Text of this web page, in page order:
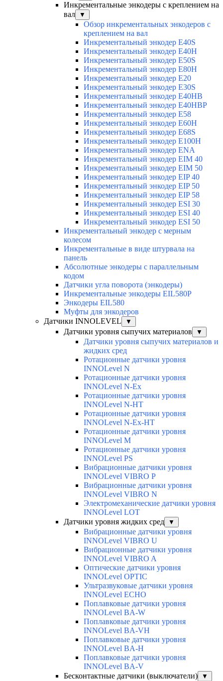
Инкрементальные энкодеры с креплением на
вал
▼
Обзор инкрементальных энкодеров с
креплением на вал
Инкрементальный энкодер E40S
Инкрементальный энкодер E40H
Инкрементальный энкодер E50S
Инкрементальный энкодер E80H
Инкрементальный энкодер E20
Инкрементальный энкодер E30S
Инкрементальный энкодер E40HB
Инкрементальный энкодер E40HBP
Инкрементальный энкодер E58
Инкрементальный энкодер E60H
Инкрементальный энкодер E68S
Инкрементальный энкодер E100H
Инкрементальный энкодер ENA
Инкрементальный энкодер EIM 40
Инкрементальный энкодер EIM 50
Инкрементальный энкодер EIP 40
Инкрементальный энкодер EIP 50
Инкрементальный энкодер EIP 58
Инкрементальный энкодер ESI 30
Инкрементальный энкодер ESI 40
Инкрементальный энкодер ESI 50
Инкрементальный энкодер с мерным
колесом
Инкрементальные в виде штурвала на
панель
Абсолютные энкодеры с параллельным
кодом
Датчики угла поворота (энкодеры)
Инкрементальные энкодеры EIL580P
Энкодеры EIL580
Муфты для энкодеров
Датчики INNOLEVEL
▼
Датчики уровня сыпучих материалов ▼
Датчики уровня сыпучих материалов и
жидких сред
Ротационные датчики уровня
INNOLevel N
Ротационные датчики уровня
INNOLevel N-Ex
Ротационные датчики уровня
INNOLevel N-HT
Ротационные датчики уровня
INNOLevel N-Ex-HT
Ротационные датчики уровня
INNOLevel M
Ротационные датчики уровня
INNOLevel PS
Вибрационные датчики уровня
INNOLevel VIBRO P
Вибрационные датчики уровня
INNOLevel VIBRO N
Электромеханические датчики уровня
INNOLevel LOT
Датчики уровня жидких сред
▼
Вибрационные датчики уровня
INNOLevel VIBRO U
Вибрационные датчики уровня
INNOLevel VIBRO A
Оптические датчики уровня
INNOLevel OPTIC
Ультразвуковые датчики уровня
INNOLevel ECHO
Поплавковые датчики уровня
INNOLevel BA-W
Поплавковые датчики уровня
INNOLevel BA-VH
Поплавковые датчики уровня
INNOLevel BA-H
Поплавковые датчики уровня
INNOLevel BA-V
Бесконтактные датчики (выключатели)
▼